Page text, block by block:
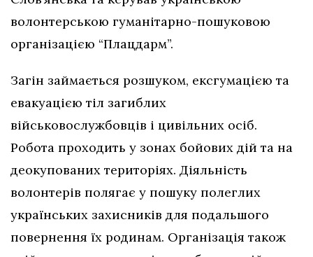
волонтерською гуманітарно-пошуковою
організацією “Плацдарм”.
Загін займається розшуком, ексгумацією та
евакуацією тіл загиблих
військовослужбовців і цивільних осіб.
Робота проходить у зонах бойових дій та на
деокупованих територіях. Діяльність
волонтерів полягає у пошуку полеглих
українських захисників для подальшого
повернення їх родинам. Організація також